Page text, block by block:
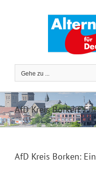
Gehe zu ...
AfD Kreis Borken:
AfD Kreis Borken: